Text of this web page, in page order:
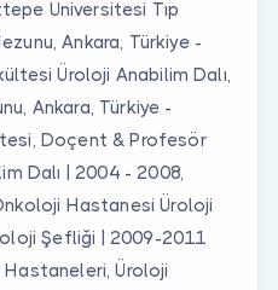
Üniversitesi Tıp
Ankara, Türkiye -
Üroloji Anabilim Dalı,
Ankara, Türkiye -
Doçent & Profesör
Dalı | 2004 - 2008,
Hastanesi Üroloji
Şefliği | 2009-2011
Hastaneleri, Üroloji